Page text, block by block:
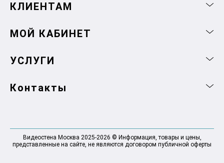
КЛИЕНТАМ
МОЙ КАБИНЕТ
УСЛУГИ
Контакты
Видеостена Москва 2025-2026 © Информация, товары и цены,
представленные на сайте, не являются договором публичной оферты